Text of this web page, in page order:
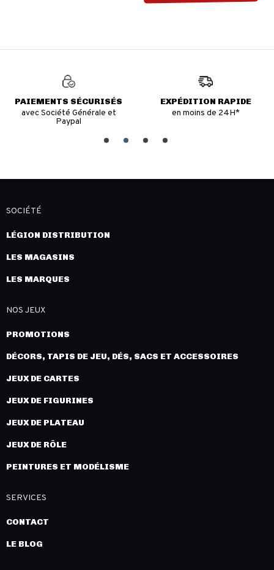
PAIEMENTS SÉCURISÉS
avec Société Générale et
Paypal
EXPÉDITION RAPIDE
en moins de 24H*
SOCIÉTÉ
LÉGION DISTRIBUTION
LES MAGASINS
LES MARQUES
NOS JEUX
PROMOTIONS
DÉCORS, TAPIS DE JEU, DÉS, SACS ET ACCESSOIRES
JEUX DE CARTES
JEUX DE FIGURINES
JEUX DE PLATEAU
JEUX DE RÔLE
PEINTURES ET MODÉLISME
SERVICES
CONTACT
LE BLOG